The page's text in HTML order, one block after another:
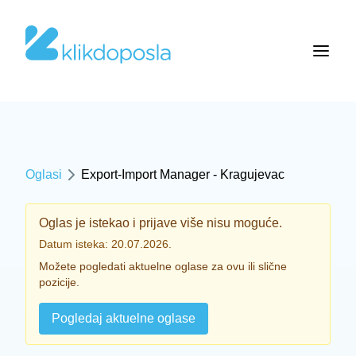
Oglasi Export-Import Manager - Kragujevac
Oglas je istekao i prijave više nisu moguće.
Datum isteka: 20.07.2026.
Možete pogledati aktuelne oglase za ovu ili slične
pozicije.
Pogledaj aktuelne oglase